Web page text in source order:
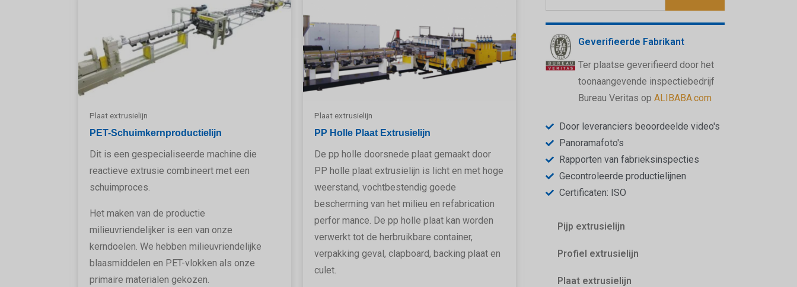
Plaat extrusielijn
PET-Schuimkernproductielijn
Dit is een gespecialiseerde machine die
reactieve extrusie combineert met een
schuimproces.
Het maken van de productie
milieuvriendelijker is een van onze
kerndoelen. We hebben milieuvriendelijke
blaasmiddelen en PET-vlokken als onze
primaire materialen gekozen.
Plaat extrusielijn
PP Holle Plaat Extrusielijn
De pp holle doorsnede plaat gemaakt door
PP holle plaat extrusielijn is licht en met hoge
weerstand, vochtbestendig goede
bescherming van het milieu en refabrication
perfor mance. De pp holle plaat kan worden
verwerkt tot de herbruikbare container,
verpakking geval, clapboard, backing plaat en
culet.
Geverifieerde Fabrikant
Ter plaatse geverifieerd door het
toonaangevende inspectiebedrijf
Bureau Veritas op ALIBABA.com
Door leveranciers beoordeelde video's
Panoramafoto's
Rapporten van fabrieksinspecties
Gecontroleerde productielijnen
Certificaten: ISO
Pijp extrusielijn
Profiel extrusielijn
Plaat extrusielijn